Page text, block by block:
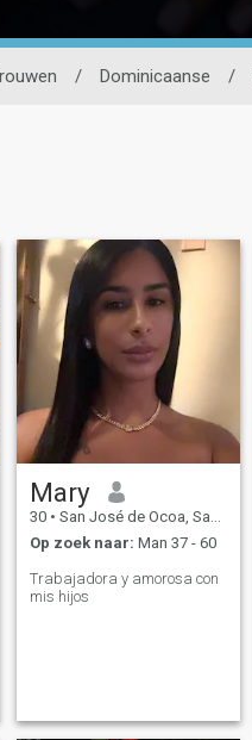
/ Dominicaanse /
Mary
30 • San José de Ocoa, San José de Ocoa, Dominicaanse Rep.
Op zoek naar: Man 37 - 60
Trabajadora y amorosa con
mis hijos